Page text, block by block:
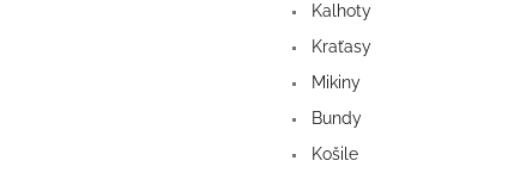
Kalhoty
Kraťasy
Mikiny
Bundy
Košile